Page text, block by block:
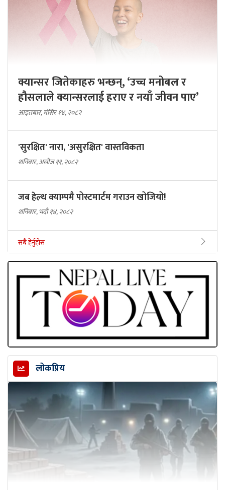
क्यान्सर जितेकाहरु भन्छन्, ‘उच्च मनोबल र
हौसलाले क्यान्सरलाई हराए र नयाँ जीवन पाए’
आइतबार, मंसिर १४, २०८२
'सुरक्षित' नारा, 'असुरक्षित' वास्तविकता
शनिबार, असोज ११, २०८२
जब हेल्थ क्याम्पमै पोस्टमार्टम गराउन खोजियो!
शनिबार, भदौ १४, २०८२
सबै हेर्नुहोस
लोकप्रिय